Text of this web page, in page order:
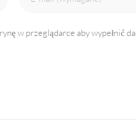
address
w przeglądarce aby wypełnić